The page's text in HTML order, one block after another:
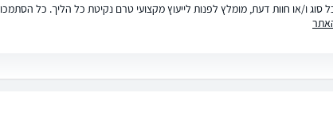
סוג ו/או חוות דעת, מומלץ לפנות לייעוץ מקצועי טרם נקיטת כל הליך. כל